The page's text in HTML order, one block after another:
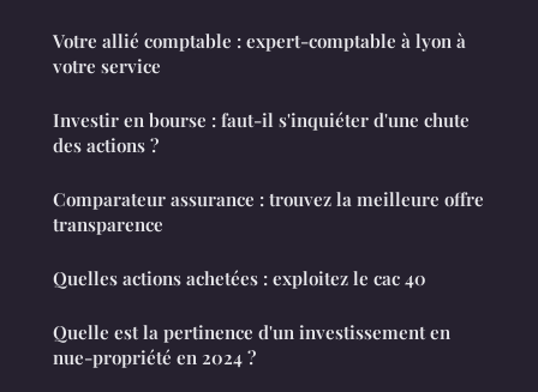
Votre allié comptable : expert-comptable à lyon à
votre service
Investir en bourse : faut-il s'inquiéter d'une chute
des actions ?
Comparateur assurance : trouvez la meilleure offre
transparence
Quelles actions achetées : exploitez le cac 40
Quelle est la pertinence d'un investissement en
nue-propriété en 2024 ?